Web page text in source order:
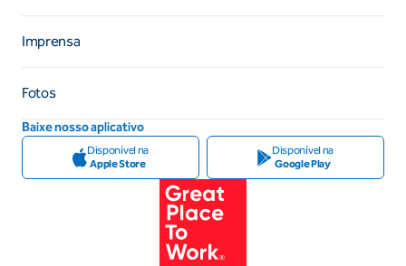
Imprensa
Fotos
Baixe nosso aplicativo
Disponível na
Apple Store
Disponível na
Google Play